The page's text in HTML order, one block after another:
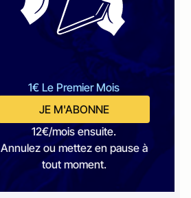
1€ Le Premier Mois
JE M'ABONNE
12€/mois ensuite.
Annulez ou mettez en pause à
tout moment.